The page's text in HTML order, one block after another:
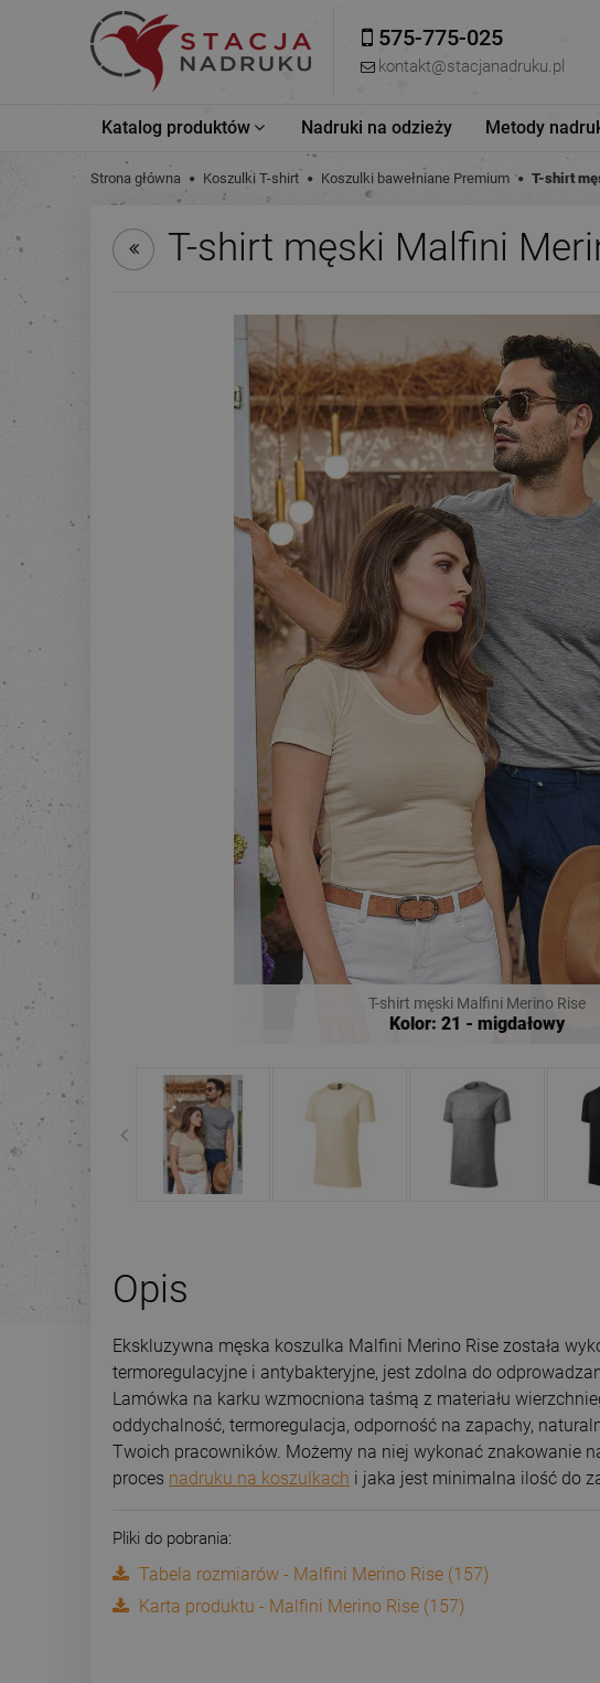
575-775-025
kontakt@stacjanadruku.pl
Katalog produktów Nadruki na odzieży Metody
Strona główna Koszulki T-shirt Koszulki bawełniane Premium T-shirt
T-shirt męski Malfini
T-shirt męski Malfini Merino Rise
Kolor: 21 - migdałowy
Opis
Ekskluzywna męska koszulka Malfini Merino Rise została
termoregulacyjne i antybakteryjne, jest zdolna do
Lamówka na karku wzmocniona taśmą z materiału
oddychalność, termoregulacja, odporność na zapachy,
Twoich pracowników. Możemy na niej wykonać znakowanie
proces nadruku na koszulkach i jaka jest minimalna ilość do
Pliki do pobrania:
Tabela rozmiarów - Malfini Merino Rise (157)
Karta produktu - Malfini Merino Rise (157)